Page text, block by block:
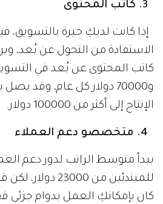
إذا كانت لديكِ خبرة بالتسويق،
الاستفادة من التحول عن بُعد،
و70000 دولار كل عام،
الإنتاج إلى أكثر من 100000 دولار.
يبدأ متوسط الراتب لدور دعم
للمبتدئين من
كان بإمكانكِ العمل بدوام جزئي